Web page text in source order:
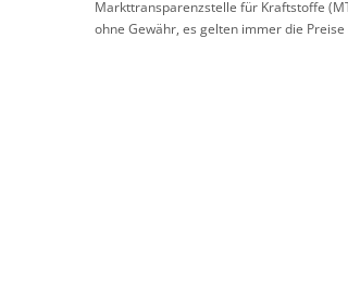
Markttransparenzstelle für Kraftstoffe
ohne Gewähr, es gelten immer die